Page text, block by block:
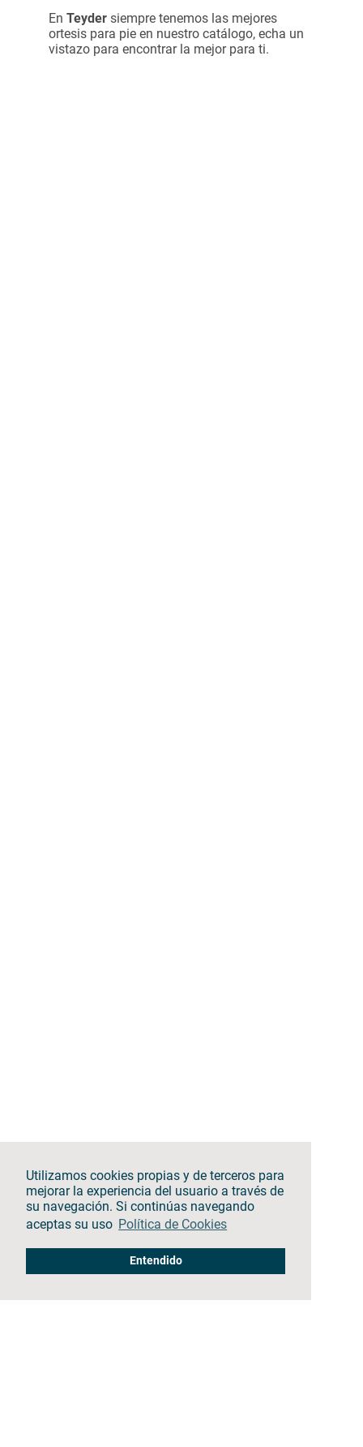
Utilizamos cookies propias y de terceros para
mejorar la experiencia del usuario a través de
su navegación. Si continúas navegando
aceptas su uso Política de Cookies
Entendido
En Teyder siempre tenemos las mejores
ortesis para pie en nuestro catálogo, echa un
vistazo para encontrar la mejor para ti.